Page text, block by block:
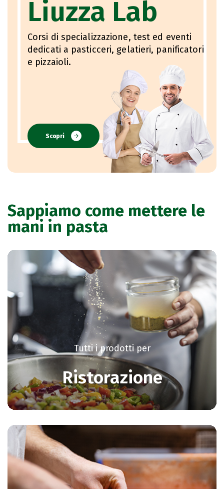
Liuzza Lab
Corsi di specializzazione, test ed eventi
dedicati a pasticceri, gelatieri, panificatori
e pizzaioli.
Scopri
Sappiamo come mettere le
mani in pasta
Tutti i prodotti per
Ristorazione